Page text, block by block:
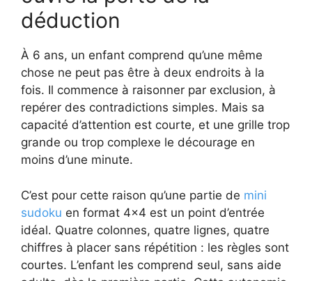
déduction
À 6 ans, un enfant comprend qu’une même
chose ne peut pas être à deux endroits à la
fois. Il commence à raisonner par exclusion, à
repérer des contradictions simples. Mais sa
capacité d’attention est courte, et une grille trop
grande ou trop complexe le décourage en
moins d’une minute.
C’est pour cette raison qu’une partie de mini
sudoku en format 4×4 est un point d’entrée
idéal. Quatre colonnes, quatre lignes, quatre
chiffres à placer sans répétition : les règles sont
courtes. L’enfant les comprend seul, sans aide